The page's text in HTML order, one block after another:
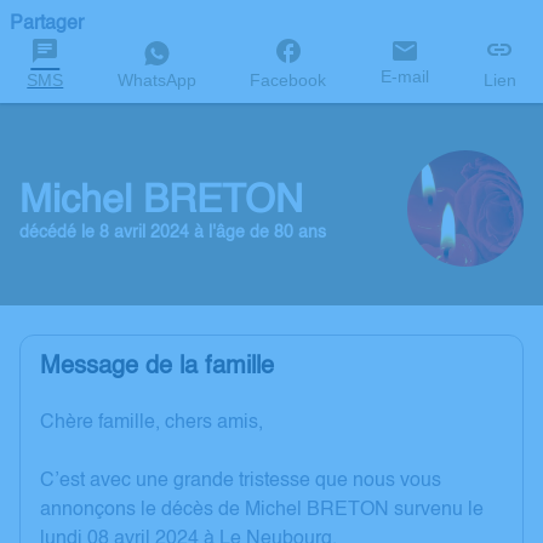
Partager
SMS WhatsApp Facebook E-mail Lien
Michel BRETON
décédé le 8 avril 2024 à l'âge de 80 ans
Message de la famille
Chère famille, chers amis,
C’est avec une grande tristesse que nous vous
annonçons le décès de Michel BRETON survenu le